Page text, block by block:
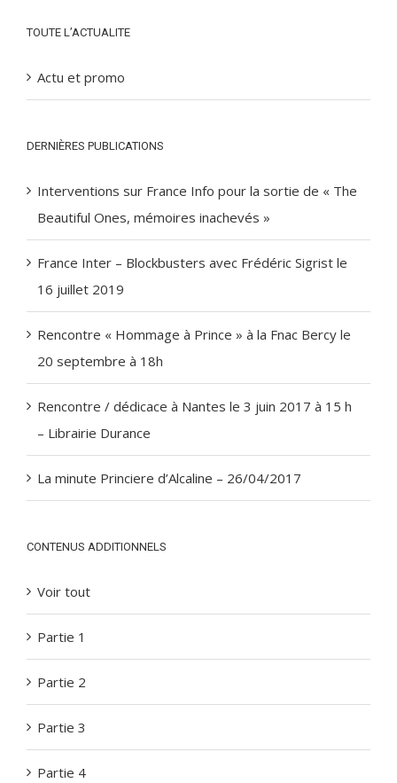
TOUTE L’ACTUALITE
Actu et promo
DERNIÈRES PUBLICATIONS
Interventions sur France Info pour la sortie de « The
Beautiful Ones, mémoires inachevés »
France Inter – Blockbusters avec Frédéric Sigrist le
16 juillet 2019
Rencontre « Hommage à Prince » à la Fnac Bercy le
20 septembre à 18h
Rencontre / dédicace à Nantes le 3 juin 2017 à 15 h
– Librairie Durance
La minute Princiere d’Alcaline – 26/04/2017
CONTENUS ADDITIONNELS
Voir tout
Partie 1
Partie 2
Partie 3
Partie 4